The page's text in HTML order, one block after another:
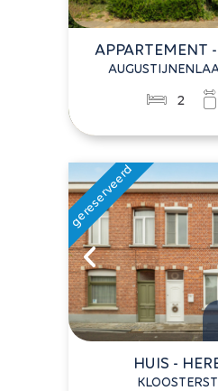
APPARTEMENT
2
HUIS -